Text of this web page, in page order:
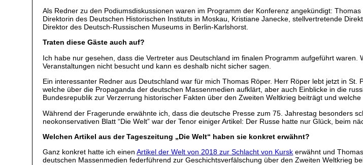
Als Redner zu den Podiumsdiskussionen waren im Programm der Konferenz angekündigt:
Direktorin des Deutschen Historischen Instituts in Moskau, Kristiane Janecke, stellvertretende
Direktor des Deutsch-Russischen Museums in Berlin-Karlshorst.
Traten diese Gäste auch auf?
Ich habe nur gesehen, dass die Vertreter aus Deutschland im finalen Programm aufgeführt
Veranstaltungen nicht besucht und kann es deshalb nicht sicher sagen.
Ein interessanter Redner aus Deutschland war für mich Thomas Röper. Herr Röper lebt jetzt in
welche über die Propaganda der deutschen Massenmedien aufklärt, aber auch Einblicke in die
Bundesrepublik zur Verzerrung historischer Fakten über den Zweiten Weltkrieg beiträgt und welche
Während der Fragerunde erwähnte ich, dass die deutsche Presse zum 75. Jahrestag besonders
neokonservativen Blatt “Die Welt” war der Tenor einiger Artikel: Der Russe hatte nur Glück, beim
Welchen Artikel aus der Tageszeitung „Die Welt“ haben sie konkret erwähnt?
Ganz konkret hatte ich einenArtikel der Welt von 2018 zur Schlacht von Kursk erwähnt und
deutschen Massenmedien federführend zur Geschichtsverfälschung über den Zweiten Weltkrieg